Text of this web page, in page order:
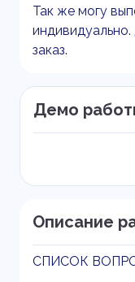
Так же могу
заказ.
Демо
Описание
СПИСОК